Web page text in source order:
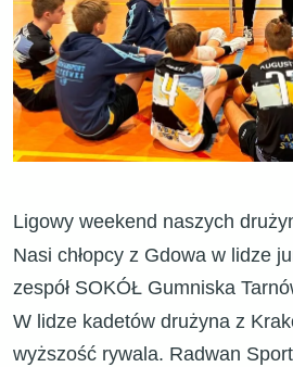
Ligowy weekend naszych
Nasi chłopcy z Gdowa w lidze
zespół SOKÓŁ Gumniska
W lidze kadetów drużyna z
wyższość rywala. Radwan